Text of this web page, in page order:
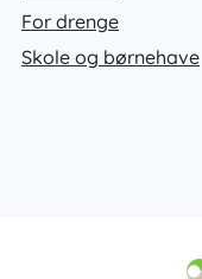
For drenge
Skole og børnehave